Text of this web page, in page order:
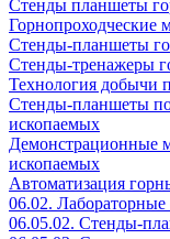
Стенды планшеты
Стенды-планшеты
Стенды-тренажеры
Технология добычи
Стенды-планшеты
ископаемых
Демонстрационные
ископаемых
Автоматизация
06.02. Лабораторные
06.05.02. Стенды-